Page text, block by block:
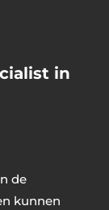
in
de
kunnen